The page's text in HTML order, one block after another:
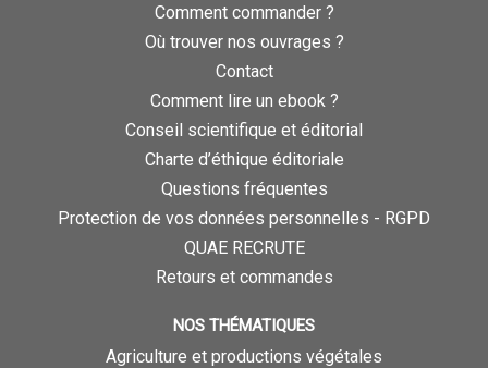
Comment commander ?
Où trouver nos ouvrages ?
Contact
Comment lire un ebook ?
Conseil scientifique et éditorial
Charte d’éthique éditoriale
Questions fréquentes
Protection de vos données personnelles - RGPD
QUAE RECRUTE
Retours et commandes
NOS THÉMATIQUES
Agriculture et productions végétales